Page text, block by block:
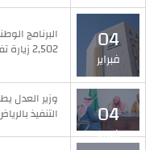
04
فبراير
البرنامج
2,502 زيارة تفتيشية خلال يناير 2026
04
فبراير
وزير العدل
التنفيذ